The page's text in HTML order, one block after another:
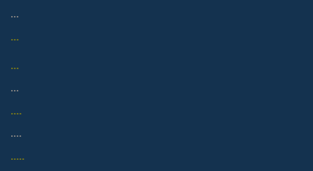
...
...
...
...
....
....
.....